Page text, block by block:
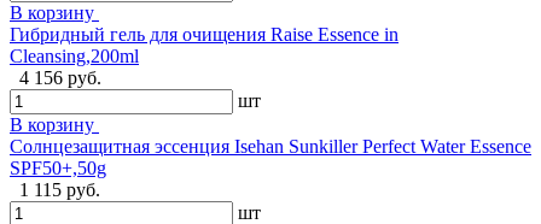
В корзину
Гибридный гель для очищения Raise Essence in
Cleansing,200ml
4 156 руб.
шт
В корзину
Солнцезащитная эссенция Isehan Sunkiller Perfect Water Essence
SPF50+,50g
1 115 руб.
шт